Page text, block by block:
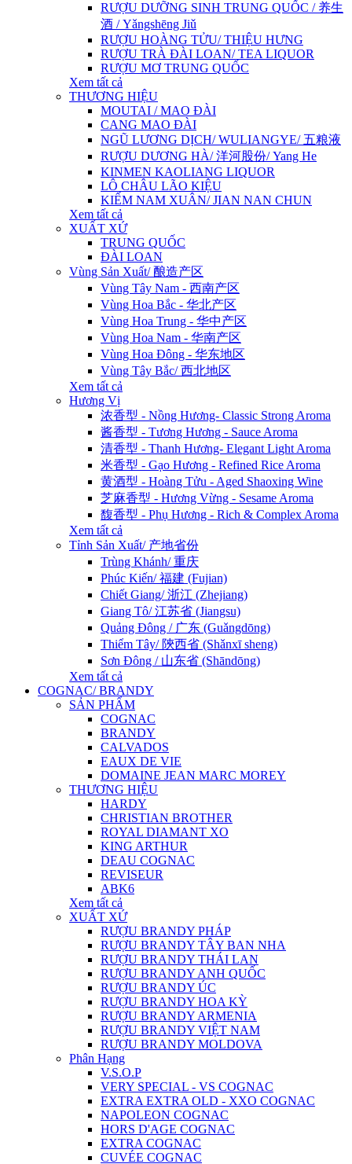
RƯỢU DƯỠNG SINH TRUNG QUỐC / 养生
酒 / Yǎngshēng Jiǔ
RƯỢU HOÀNG TỬU/ THIỆU HƯNG
RƯỢU TRÀ ĐÀI LOAN/ TEA LIQUOR
RƯỢU MƠ TRUNG QUỐC
Xem tất cả
THƯƠNG HIỆU
MOUTAI / MAO ĐÀI
CANG MAO ĐÀI
NGŨ LƯƠNG DỊCH/ WULIANGYE/ 五粮液
RƯỢU DƯƠNG HÀ/ 洋河股份/ Yang He
KINMEN KAOLIANG LIQUOR
LÔ CHÂU LÃO KIỆU
KIẾM NAM XUÂN/ JIAN NAN CHUN
Xem tất cả
XUẤT XỨ
TRUNG QUỐC
ĐÀI LOAN
Vùng Sản Xuất/ 酿造产区
Vùng Tây Nam - 西南产区
Vùng Hoa Bắc - 华北产区
Vùng Hoa Trung - 华中产区
Vùng Hoa Nam - 华南产区
Vùng Hoa Đông - 华东地区
Vùng Tây Bắc/ 西北地区
Xem tất cả
Hương Vị
浓香型 - Nồng Hương- Classic Strong Aroma
酱香型 - Tương Hương - Sauce Aroma
清香型 - Thanh Hương- Elegant Light Aroma
米香型 - Gạo Hương - Refined Rice Aroma
黄酒型 - Hoàng Tửu - Aged Shaoxing Wine
芝麻香型 - Hương Vừng - Sesame Aroma
馥香型 - Phụ Hương - Rich & Complex Aroma
Xem tất cả
Tỉnh Sản Xuất/ 产地省份
Trùng Khánh/ 重庆
Phúc Kiến/ 福建 (Fujian)
Chiết Giang/ 浙江 (Zhejiang)
Giang Tô/ 江苏省 (Jiangsu)
Quảng Đông / 广东 (Guǎngdōng)
Thiểm Tây/ 陝西省 (Shǎnxī sheng)
Sơn Đông / 山东省 (Shāndōng)
Xem tất cả
COGNAC/ BRANDY
SẢN PHẨM
COGNAC
BRANDY
CALVADOS
EAUX DE VIE
DOMAINE JEAN MARC MOREY
THƯƠNG HIỆU
HARDY
CHRISTIAN BROTHER
ROYAL DIAMANT XO
KING ARTHUR
DEAU COGNAC
REVISEUR
ABK6
Xem tất cả
XUẤT XỨ
RƯỢU BRANDY PHÁP
RƯỢU BRANDY TÂY BAN NHA
RƯỢU BRANDY THÁI LAN
RƯỢU BRANDY ANH QUỐC
RƯỢU BRANDY ÚC
RƯỢU BRANDY HOA KỲ
RƯỢU BRANDY ARMENIA
RƯỢU BRANDY VIỆT NAM
RƯỢU BRANDY MOLDOVA
Phân Hạng
V.S.O.P
VERY SPECIAL - VS COGNAC
EXTRA EXTRA OLD - XXO COGNAC
NAPOLEON COGNAC
HORS D'AGE COGNAC
EXTRA COGNAC
CUVÉE COGNAC